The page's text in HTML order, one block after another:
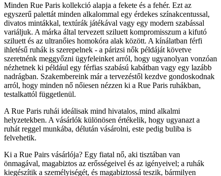
Minden Rue Paris kollekció alapja a fekete és a fehér. Ezt az
egyszerű palettát minden alkalommal egy érdekes színakcentussal,
divatos mintákkal, textúrák játékával vagy egy modern szabással
variáljuk. A márka által tervezett sziluett kompromisszum a kifutó
sziluett és az ultranőies homokóra alak között. A kínálatban férfi
ihletésű ruhák is szerepelnek - a párizsi nők példáját követve
szeretnénk meggyőzni ügyfeleinket arról, hogy ugyanolyan vonzóan
nézhetnek ki például egy férfias szabású kabátban vagy egy lazább
nadrágban. Szakembereink már a tervezéstől kezdve gondoskodnak
arról, hogy minden nő nőiesen nézzen ki a Rue Paris ruhákban,
testalkattól függetlenül.
A Rue Paris ruhái ideálisak mind hivatalos, mind alkalmi
helyzetekben. A vásárlók különösen értékelik, hogy ugyanazt a
ruhát reggel munkába, délután vásárolni, este pedig buliba is
felvehetik.
Ki a Rue Pairs vásárlója? Egy fiatal nő, aki tisztában van
önmagával, magabiztos az erősségeivel és az igényeivel; a ruhák
kiegészítik a személyiségét, és magabiztossá teszik, bármilyen